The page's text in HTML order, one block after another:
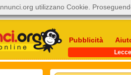
Pubblicità
Lecce
utilizzano Cookie.